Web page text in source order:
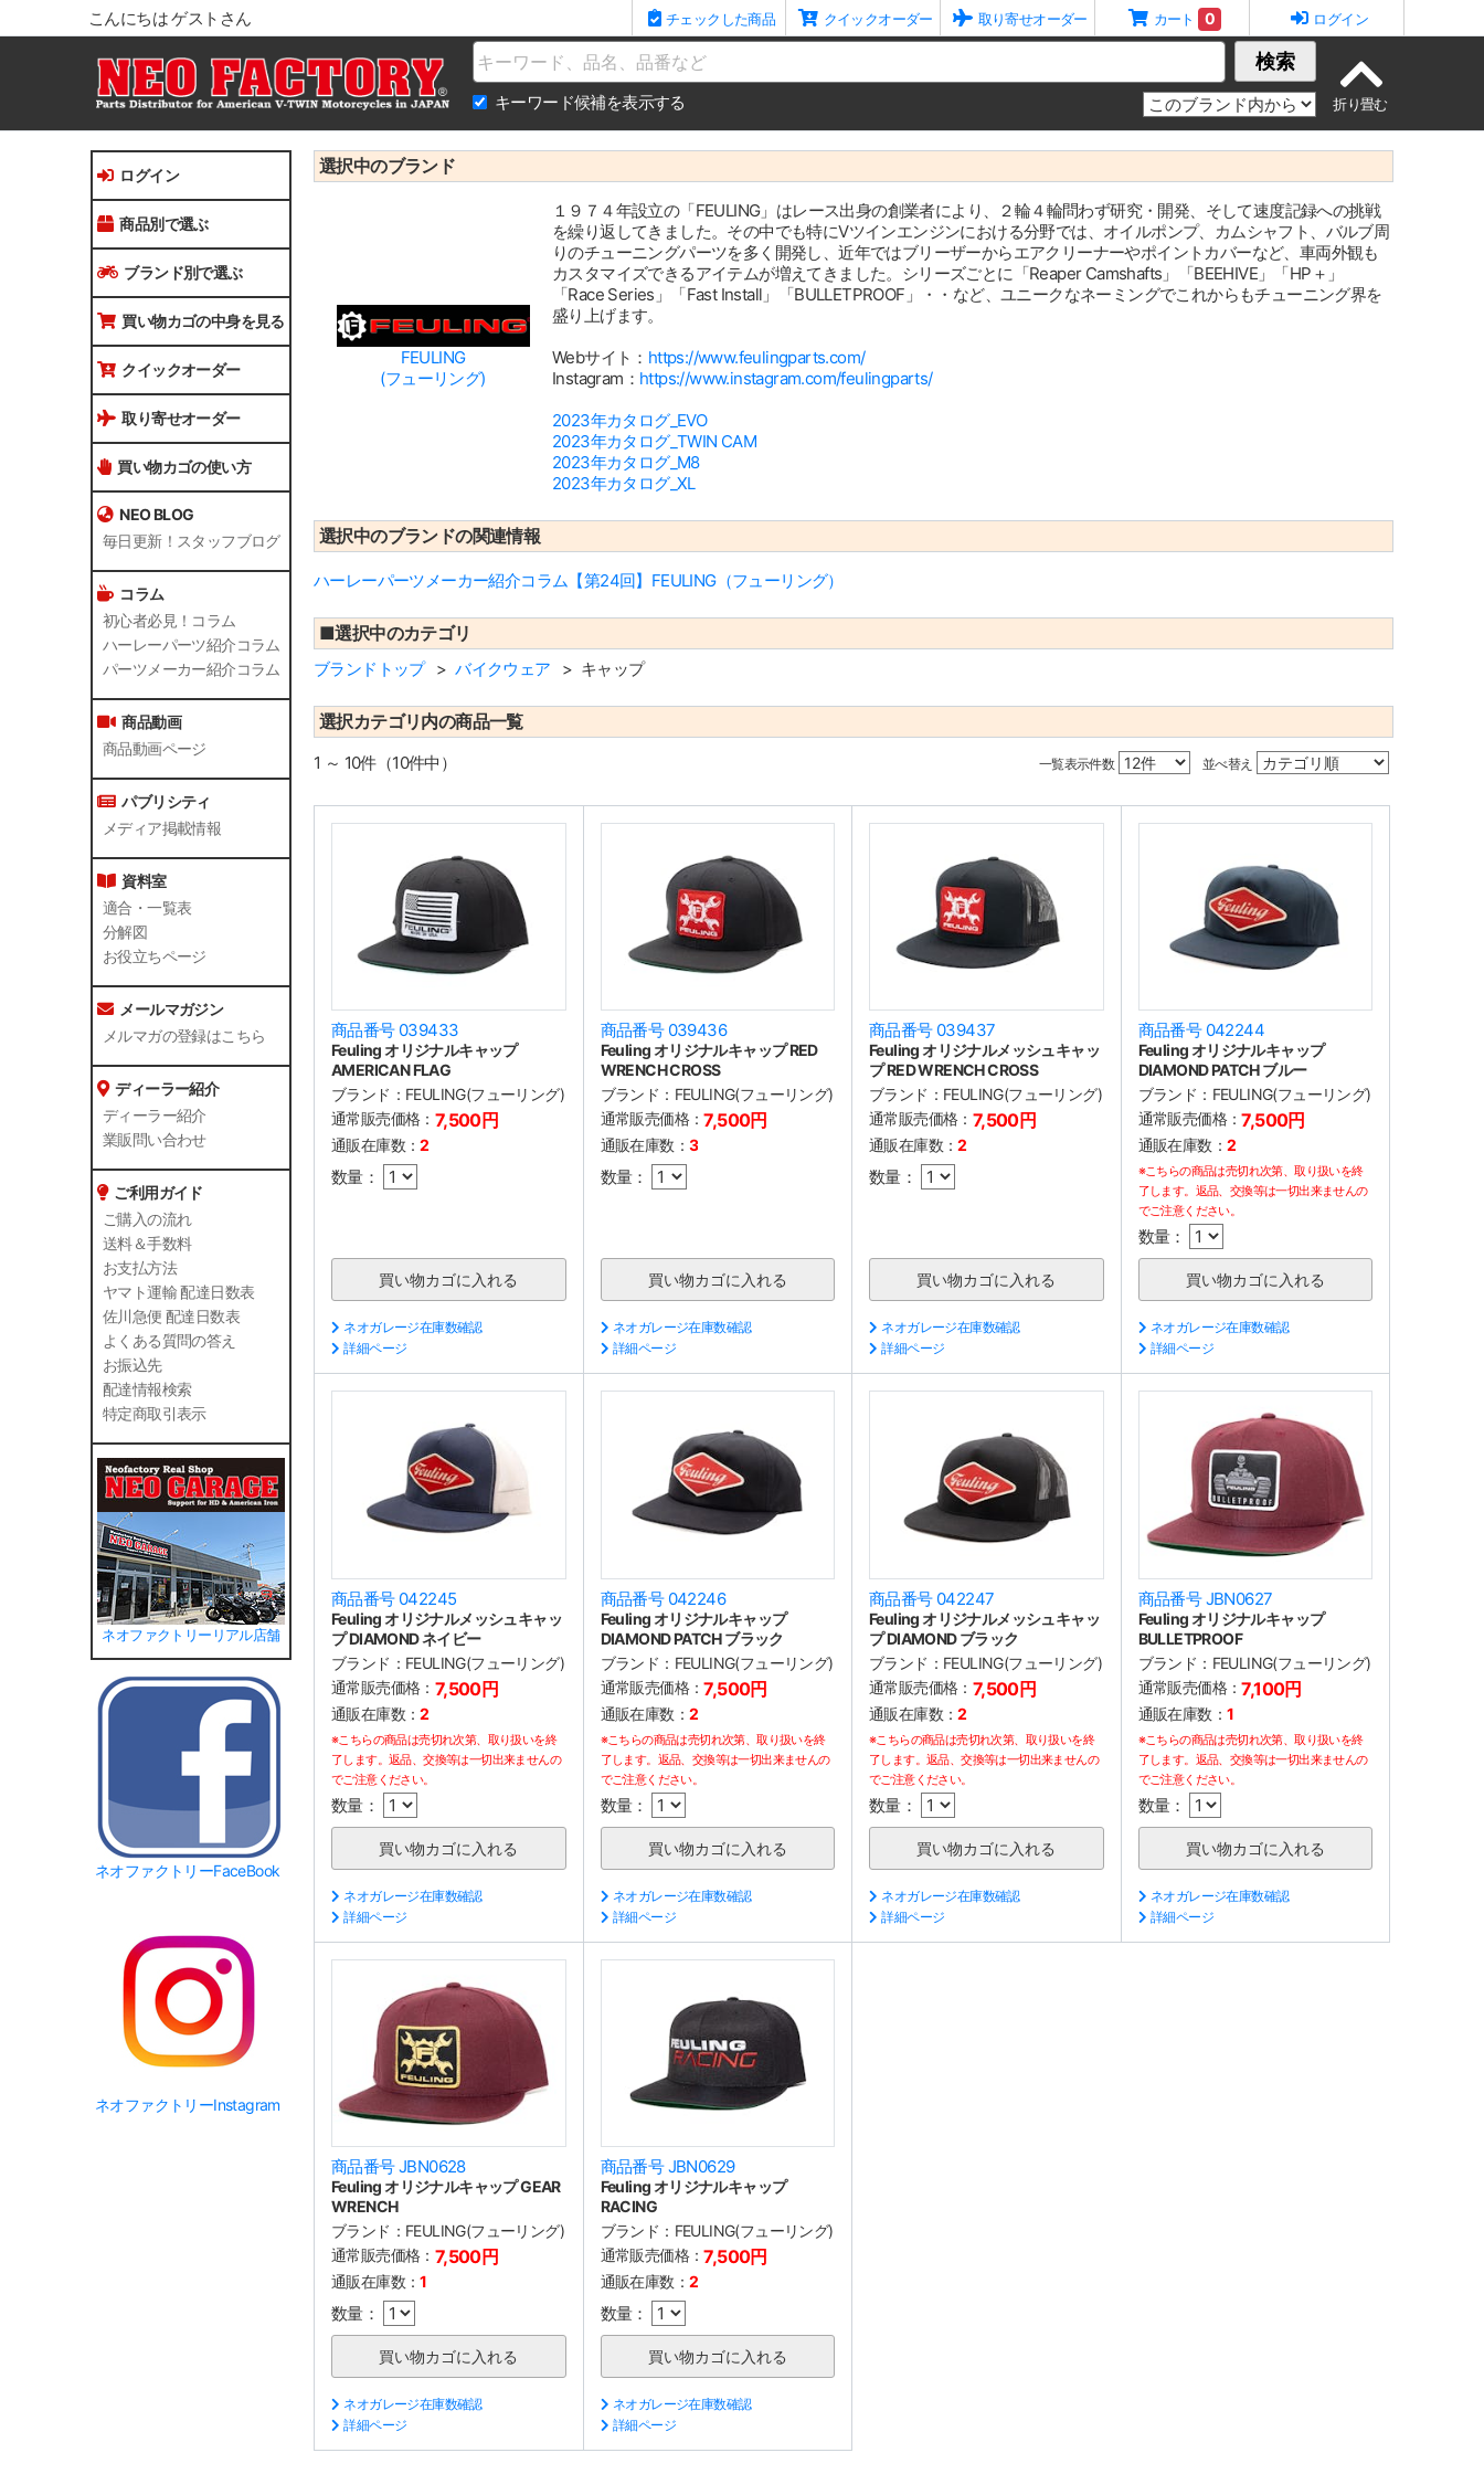
こんにちは ゲストさん チェックした商品 クイックオーダー 取り寄せオーダー カート 0 ログイン
Name 検索
キーワード候補を表示する
ログイン
商品別で選ぶ
ブランド別で選ぶ
買い物カゴの中身を見る
クイックオーダー
取り寄せオーダー
買い物カゴの使い方
NEO BLOG
毎日更新！スタッフブログ
コラム
初心者必見！コラム
ハーレーパーツ紹介コラム
パーツメーカー紹介コラム
商品動画
商品動画ページ
パブリシティ
メディア掲載情報
資料室
適合・一覧表
分解図
お役立ちページ
メールマガジン
メルマガの登録はこちら
ディーラー紹介
ディーラー紹介
業販問い合わせ
ご利用ガイド
ご購入の流れ
送料＆手数料
お支払方法
ヤマト運輸 配達日数表
佐川急便 配達日数表
よくある質問の答え
お振込先
配達情報検索
特定商取引表示
ネオファクトリーリアル店舗
ネオファクトリーFaceBook
ネオファクトリーInstagram
選択中のブランド
FEULING
(フューリング)
１９７４年設立の「FEULING」はレース出身の創業者により、２輪４輪問わず研究・開発、そして速度記録への挑戦
を繰り返してきました。その中でも特にVツインエンジンにおける分野では、オイルポンプ、カムシャフト、バルブ周
りのチューニングパーツを多く開発し、近年ではブリーザーからエアクリーナーやポイントカバーなど、車両外観も
カスタマイズできるアイテムが増えてきました。シリーズごとに「Reaper Camshafts」「BEEHIVE」「HP＋」
「Race Series」「Fast Install」「BULLETPROOF」・・など、ユニークなネーミングでこれからもチューニング界を
盛り上げます。
Webサイト： https://www.feulingparts.com/
Instagram： https://www.instagram.com/feulingparts/
2023年カタログ_EVO
2023年カタログ_TWIN CAM
2023年カタログ_M8
2023年カタログ_XL
選択中のブランドの関連情報
ハーレーパーツメーカー紹介コラム【第24回】FEULING（フューリング）
■選択中のカテゴリ
ブランドトップ バイクウェア キャップ
選択カテゴリ内の商品一覧
一覧表示件数 並べ替え
1 ～ 10件（10件中）
商品番号 039433
Feuling オリジナルキャップ
AMERICAN FLAG
ブランド： FEULING(フューリング)
通常販売価格： 7,500円
通販在庫数：2
数量：
ネオガレージ在庫数確認
詳細ページ
商品番号 039436
Feuling オリジナルキャップ RED
WRENCH CROSS
ブランド： FEULING(フューリング)
通常販売価格：7,500円
通販在庫数： 3
数量：
ネオガレージ在庫数確認
詳細ページ
商品番号 039437
Feuling オリジナルメッシュキャッ
プ RED WRENCH CROSS
ブランド： FEULING(フューリング)
通常販売価格： 7,500円
通販在庫数：2
数量：
ネオガレージ在庫数確認
詳細ページ
商品番号 042244
Feuling オリジナルキャップ
DIAMOND PATCH ブルー
ブランド： FEULING(フューリング)
通常販売価格：7,500円
通販在庫数： 2
※こちらの商品は売切れ次第、取り扱いを終
了します。返品、交換等は一切出来ませんの
でご注意ください。
数量：
ネオガレージ在庫数確認
詳細ページ
商品番号 042245
Feuling オリジナルメッシュキャッ
プ DIAMOND ネイビー
ブランド： FEULING(フューリング)
通常販売価格： 7,500円
通販在庫数：2
※こちらの商品は売切れ次第、取り扱いを終
了します。返品、交換等は一切出来ませんの
でご注意ください。
数量：
ネオガレージ在庫数確認
詳細ページ
商品番号 042246
Feuling オリジナルキャップ
DIAMOND PATCH ブラック
ブランド： FEULING(フューリング)
通常販売価格：7,500円
通販在庫数： 2
※こちらの商品は売切れ次第、取り扱いを終
了します。返品、交換等は一切出来ませんの
でご注意ください。
数量：
ネオガレージ在庫数確認
詳細ページ
商品番号 042247
Feuling オリジナルメッシュキャッ
プ DIAMOND ブラック
ブランド： FEULING(フューリング)
通常販売価格： 7,500円
通販在庫数：2
※こちらの商品は売切れ次第、取り扱いを終
了します。返品、交換等は一切出来ませんの
でご注意ください。
数量：
ネオガレージ在庫数確認
詳細ページ
商品番号 JBN0627
Feuling オリジナルキャップ
BULLETPROOF
ブランド： FEULING(フューリング)
通常販売価格：7,100円
通販在庫数： 1
※こちらの商品は売切れ次第、取り扱いを終
了します。返品、交換等は一切出来ませんの
でご注意ください。
数量：
ネオガレージ在庫数確認
詳細ページ
商品番号 JBN0628
Feuling オリジナルキャップ GEAR
WRENCH
ブランド： FEULING(フューリング)
通常販売価格： 7,500円
通販在庫数：1
数量：
ネオガレージ在庫数確認
詳細ページ
商品番号 JBN0629
Feuling オリジナルキャップ
RACING
ブランド： FEULING(フューリング)
通常販売価格：7,500円
通販在庫数： 2
数量：
ネオガレージ在庫数確認
詳細ページ